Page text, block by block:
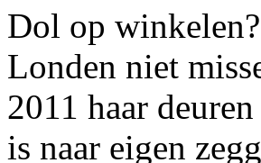
Dol op
Londen niet
2011 haar
is naar eigen